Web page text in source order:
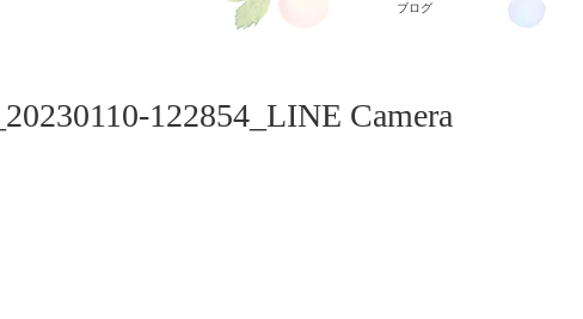
ブログ
122854_LINE Camera